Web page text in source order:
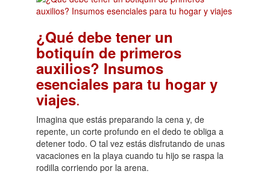
¿Qué debe tener un
botiquín de primeros
auxilios? Insumos
esenciales para tu hogar y
viajes.
Imagina que estás preparando la cena y, de
repente, un corte profundo en el dedo te obliga a
detener todo. O tal vez estás disfrutando de unas
vacaciones en la playa cuando tu hijo se raspa la
rodilla corriendo por la arena.